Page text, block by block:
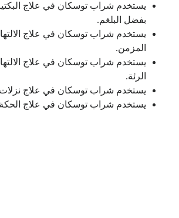
يستخدم شراب توسكان في علاج
بفضل البلغم.
يستخدم شراب توسكان في علاج
المزمن.
يستخدم شراب توسكان في علاج
الرئة.
يستخدم شراب توسكان في علاج نزلات
يستخدم شراب توسكان في علاج الحكة